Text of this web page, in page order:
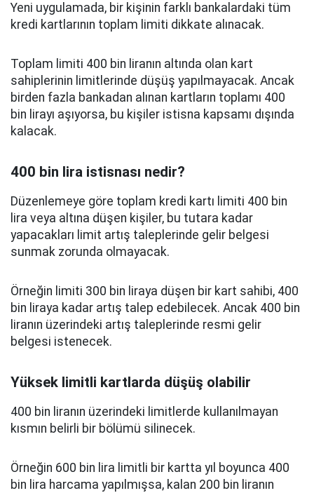
Yeni uygulamada, bir kişinin farklı bankalardaki tüm
kredi kartlarının toplam limiti dikkate alınacak.
Toplam limiti 400 bin liranın altında olan kart
sahiplerinin limitlerinde düşüş yapılmayacak. Ancak
birden fazla bankadan alınan kartların toplamı 400
bin lirayı aşıyorsa, bu kişiler istisna kapsamı dışında
kalacak.
400 bin lira istisnası nedir?
Düzenlemeye göre toplam kredi kartı limiti 400 bin
lira veya altına düşen kişiler, bu tutara kadar
yapacakları limit artış taleplerinde gelir belgesi
sunmak zorunda olmayacak.
Örneğin limiti 300 bin liraya düşen bir kart sahibi, 400
bin liraya kadar artış talep edebilecek. Ancak 400 bin
liranın üzerindeki artış taleplerinde resmi gelir
belgesi istenecek.
Yüksek limitli kartlarda düşüş olabilir
400 bin liranın üzerindeki limitlerde kullanılmayan
kısmın belirli bir bölümü silinecek.
Örneğin 600 bin lira limitli bir kartta yıl boyunca 400
bin lira harcama yapılmışsa, kalan 200 bin liranın